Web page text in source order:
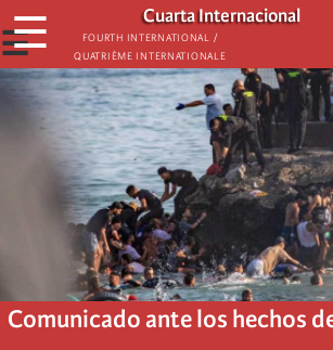
Skip
to
main
content
Cuarta Internacional
Fourth International /
Quatrième internationale
☰
☰
Comunicado ante los hechos